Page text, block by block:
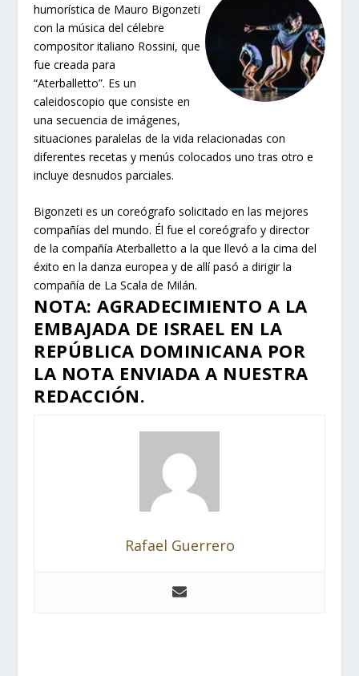
humorística de Mauro Bigonzeti
con la música del célebre
compositor italiano Rossini, que
fue creada para
“Aterballetto”. Es un
caleidoscopio que consiste en
una secuencia de imágenes,
situaciones paralelas de la vida relacionadas con
diferentes recetas y menús colocados uno tras otro e
incluye desnudos parciales.
Bigonzeti es un coreógrafo solicitado en las mejores
compañías del mundo. Él fue el coreógrafo y director
de la compañía Aterballetto a la que llevó a la cima del
éxito en la danza europea y de allí pasó a dirigir la
compañía de La Scala de Milán.
NOTA: AGRADECIMIENTO A LA
EMBAJADA DE ISRAEL EN LA
REPÚBLICA DOMINICANA POR
LA NOTA ENVIADA A NUESTRA
REDACCIÓN.
Rafael Guerrero